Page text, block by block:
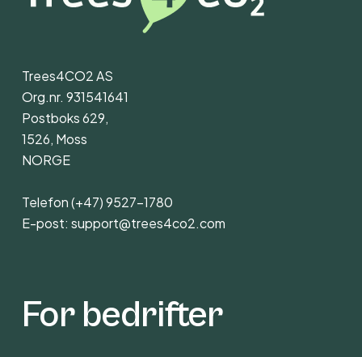
Trees4CO2 AS
Org.nr. 931541641
Postboks 629,
1526, Moss
NORGE
Telefon(+47) 9527-1780
E-post: support@trees4co2.com
For bedrifter